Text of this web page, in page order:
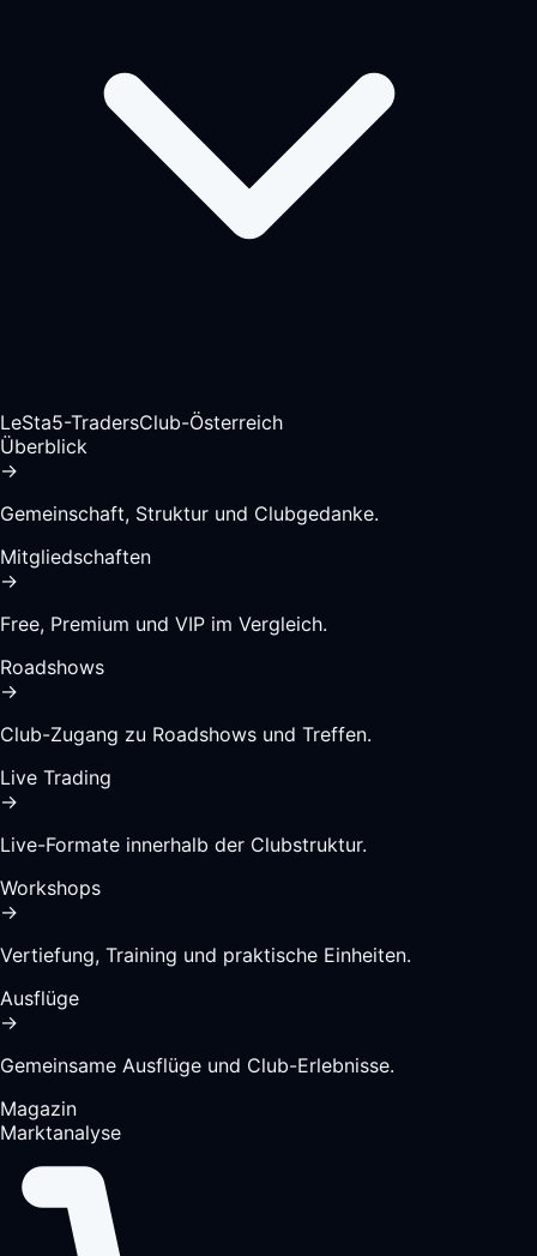
LeSta5-TradersClub-Österreich
Überblick
→
Gemeinschaft, Struktur und Clubgedanke.
Mitgliedschaften
→
Free, Premium und VIP im Vergleich.
Roadshows
→
Club-Zugang zu Roadshows und Treffen.
Live Trading
→
Live-Formate innerhalb der Clubstruktur.
Workshops
→
Vertiefung, Training und praktische Einheiten.
Ausflüge
→
Gemeinsame Ausflüge und Club-Erlebnisse.
Magazin
Marktanalyse